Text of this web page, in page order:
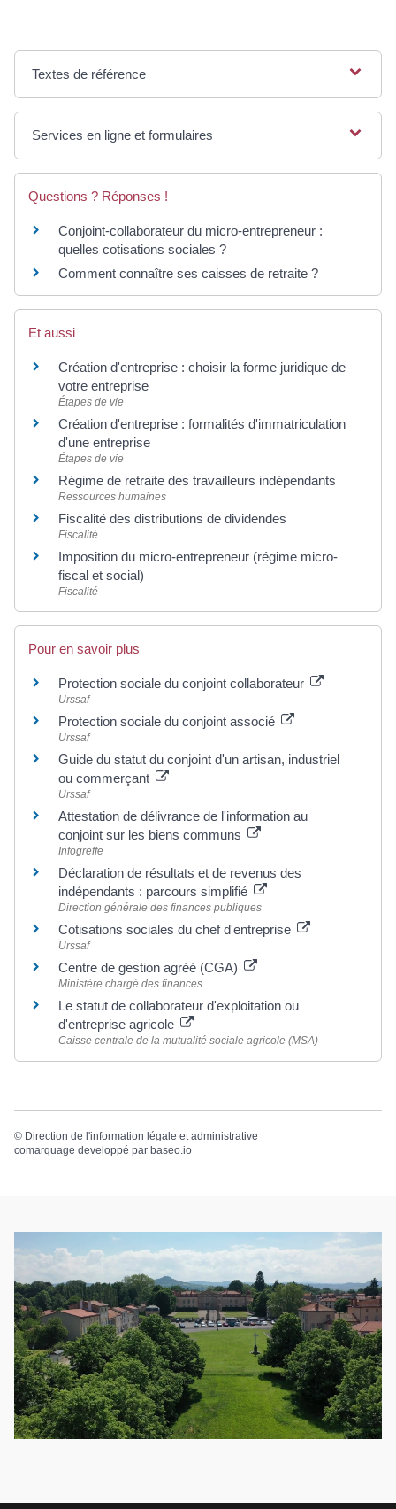
Textes de référence
Services en ligne et formulaires
Questions ? Réponses !
Conjoint-collaborateur du micro-entrepreneur :
quelles cotisations sociales ?
Comment connaître ses caisses de retraite ?
Et aussi
Création d'entreprise : choisir la forme juridique de
votre entreprise
Étapes de vie
Création d'entreprise : formalités d'immatriculation
d'une entreprise
Étapes de vie
Régime de retraite des travailleurs indépendants
Ressources humaines
Fiscalité des distributions de dividendes
Fiscalité
Imposition du micro-entrepreneur (régime micro-
fiscal et social)
Fiscalité
Pour en savoir plus
Protection sociale du conjoint collaborateur
Urssaf
Protection sociale du conjoint associé
Urssaf
Guide du statut du conjoint d'un artisan, industriel
ou commerçant
Urssaf
Attestation de délivrance de l'information au
conjoint sur les biens communs
Infogreffe
Déclaration de résultats et de revenus des
indépendants : parcours simplifié
Direction générale des finances publiques
Cotisations sociales du chef d'entreprise
Urssaf
Centre de gestion agréé (CGA)
Ministère chargé des finances
Le statut de collaborateur d'exploitation ou
d'entreprise agricole
Caisse centrale de la mutualité sociale agricole (MSA)
© Direction de l'information légale et administrative
comarquage developpé par baseo.io